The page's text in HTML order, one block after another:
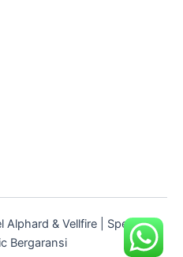
& Vellfire | Spesialis
Bergaransi